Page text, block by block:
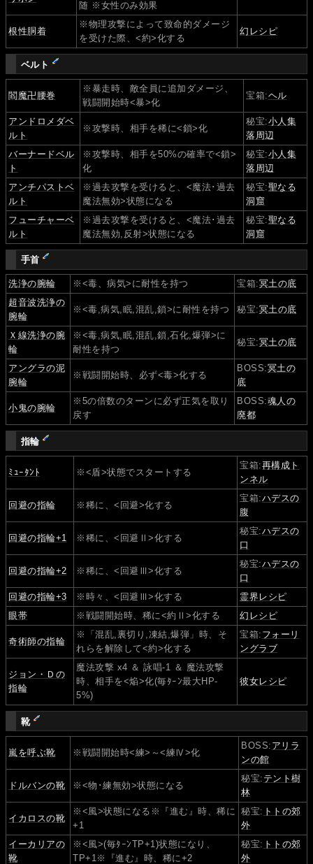
随 ※女性のみ効果
根性胴着
※物理攻撃によって致命的ダメージ
を受けた際、<約>化する
幻レシピ
ベルト
閻魔卍腰巻
※暴走時、敵全員に追加ダメージ、
戦闘開始時<暴>化
宝箱:ヘル
アンドロメダベ
ルト
※攻撃時、相手を稀に<鎖>化
秘宝:小人集
落周辺
バーナードベル
ト
※攻撃時、相手を50%の確率で<鎖>
化
秘宝:小人集
落周辺
アンチパストベ
ルト
※過去攻撃を受けると、<魔法･過去
魔法無効>状態になる
秘宝:聖なる
洞窟
フューチャーベ
ルト
※過去攻撃を受けると、<魔法･過去
魔法無効,反射>状態になる
秘宝:聖なる
洞窟
手首
洗浄の腕輪 ※<毒、病気>に耐性を持つ 宝箱:冥土の底
超音波洗浄の
腕輪
※<毒,病気,眠,混乱,鎖>に耐性を持つ 秘宝:冥土の底
Ｘ線洗浄の腕
輪
※<毒,病気,眠,混乱,鎖,石化,爆弾>に
耐性を持つ
秘宝:冥土の底
アングラの泥
腕輪
※戦闘開始時、必ず<毒>化する
BOSS:冥土の
底
小鬼の腕輪
※5の倍数のターンに必ず正気を取り
戻す
BOSS:魂人の
廃都
指輪
ﾐｭｰﾀﾝﾄ ※<盾>状態でスタートする
宝箱:再構成ト
ンネル
回避の指輪 ※稀に、<回避>化する
宝箱:ハデスの
腹
回避の指輪+1 ※稀に、<回避Ⅱ>化する
秘宝:ハデスの
口
回避の指輪+2 ※稀に、<回避Ⅲ>化する
秘宝:ハデスの
口
回避の指輪+3
※時々、<回避Ⅲ>化する
霊界レシピ
眼帯
※戦闘開始時、稀に<約Ⅱ>化する 幻レシピ
奇術師の指輪
※「混乱,裏切り,凍結,爆弾」時、そ
れらを解除して<約>化する
宝箱: フォーリ
ングラブ
ジョン・Ｄの
指輪
魔法攻撃 x4 ＆ 詠唱-1 ＆ 魔法攻撃
時、相手を<焔>化(毎ﾀｰﾝ最大HP-
5%)
彼女レシピ
靴
嵐を呼ぶ靴 ※戦闘開始時<練>～<練Ⅳ>化
BOSS: アリラ
ンの館
ドルバンの靴 ※<物･練無効>状態になる
秘宝: テント樹
林
イカロスの靴
※<風>状態になる※『進む』時、稀に
+1
秘宝: トトの郊
外
イーカリアの
靴
※<風>(毎ﾀｰﾝTP+1)状態になり、
TP+1※『進む』時、稀に+2
秘宝: トトの郊
外